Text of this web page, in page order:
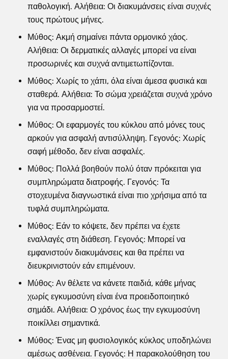
παθολογική. Αλήθεια: Οι διακυμάνσεις είναι συχνές
τους πρώτους μήνες.
Μύθος: Ακμή σημαίνει πάντα ορμονικό χάος.
Αλήθεια: Οι δερματικές αλλαγές μπορεί να είναι
προσωρινές και συχνά αντιμετωπίζονται.
Μύθος: Χωρίς το χάπι, όλα είναι άμεσα φυσικά και
σταθερά. Αλήθεια: Το σώμα χρειάζεται συχνά χρόνο
για να προσαρμοστεί.
Μύθος: Οι εφαρμογές του κύκλου από μόνες τους
αρκούν για ασφαλή αντισύλληψη. Γεγονός: Χωρίς
σαφή μέθοδο, δεν είναι ασφαλές.
Μύθος: Πολλά βοηθούν πολύ όταν πρόκειται για
συμπληρώματα διατροφής. Γεγονός: Τα
στοχευμένα διαγνωστικά είναι πιο χρήσιμα από τα
τυφλά συμπληρώματα.
Μύθος: Εάν το κόψετε, δεν πρέπει να έχετε
εναλλαγές στη διάθεση. Γεγονός: Μπορεί να
εμφανιστούν διακυμάνσεις και θα πρέπει να
διευκρινιστούν εάν επιμένουν.
Μύθος: Αν θέλετε να κάνετε παιδιά, κάθε μήνας
χωρίς εγκυμοσύνη είναι ένα προειδοποιητικό
σημάδι. Αλήθεια: Ο χρόνος έως την εγκυμοσύνη
ποικίλλει σημαντικά.
Μύθος: Ένας μη φυσιολογικός κύκλος υποδηλώνει
αμέσως ασθένεια. Γεγονός: Η παρακολούθηση του